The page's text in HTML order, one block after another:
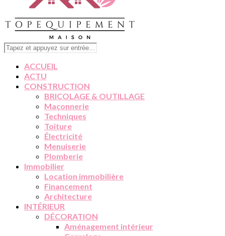
ACCUEIL
ACTU
CONSTRUCTION
BRICOLAGE & OUTILLAGE
Maçonnerie
Techniques
Toiture
Électricité
Menuiserie
Plomberie
Immobilier
Location immobilière
Financement
Architecture
INTÉRIEUR
DÉCORATION
Aménagement intérieur